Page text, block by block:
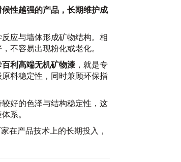
候性越强的产品，长期维护成
应与墙体形成矿物结构。相
不容易出现粉化或老化。
百利高端无机矿物漆 ，就是专
料稳定性，同时兼顾环保指
好的色泽与结构稳定性，这
系。
在产品技术上的长期投入，